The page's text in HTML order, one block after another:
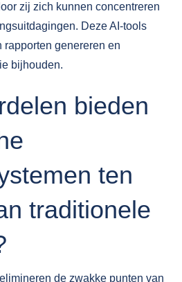
zij zich kunnen concentreren
Deze AI-tools
rapporten genereren en
bijhouden.
bieden
ten
traditionele
de zwakke punten van